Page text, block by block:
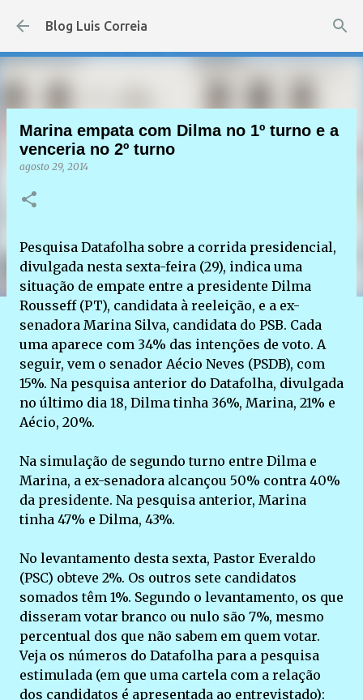
Pular para o conteúdo principal
Blog Luis Correia
Marina empata com Dilma no 1º turno e a
venceria no 2º turno
agosto 29, 2014
Pesquisa Datafolha sobre a corrida presidencial,
divulgada nesta sexta-feira (29), indica uma
situação de empate entre a presidente Dilma
Rousseff (PT), candidata à reeleição, e a ex-
senadora Marina Silva, candidata do PSB. Cada
uma aparece com 34% das intenções de voto. A
seguir, vem o senador Aécio Neves (PSDB), com
15%. Na pesquisa anterior do Datafolha, divulgada
no último dia 18, Dilma tinha 36%, Marina, 21% e
Aécio, 20%.
Na simulação de segundo turno entre Dilma e
Marina, a ex-senadora alcançou 50% contra 40%
da presidente. Na pesquisa anterior, Marina
tinha 47% e Dilma, 43%.
No levantamento desta sexta, Pastor Everaldo
(PSC) obteve 2%. Os outros sete candidatos
somados têm 1%. Segundo o levantamento, os que
disseram votar branco ou nulo são 7%, mesmo
percentual dos que não sabem em quem votar.
Veja os números do Datafolha para a pesquisa
estimulada (em que uma cartela com a relação
dos candidatos é apresentada ao entrevistado):